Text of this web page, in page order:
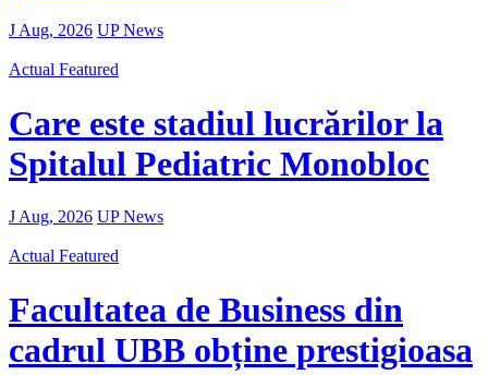
J Aug, 2026 UP News
Actual Featured
Care este stadiul lucrărilor la
Spitalul Pediatric Monobloc
J Aug, 2026 UP News
Actual Featured
Facultatea de Business din
cadrul UBB obține prestigioasa